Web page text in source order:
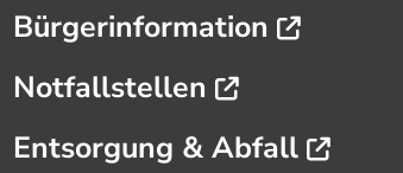
Bürgerinformation
Notfallstellen
Entsorgung & Abfall